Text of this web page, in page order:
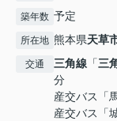
築年数 予定
所在地 熊本県天草
交通 三角線 「三
分
産交バス「
産交バス「